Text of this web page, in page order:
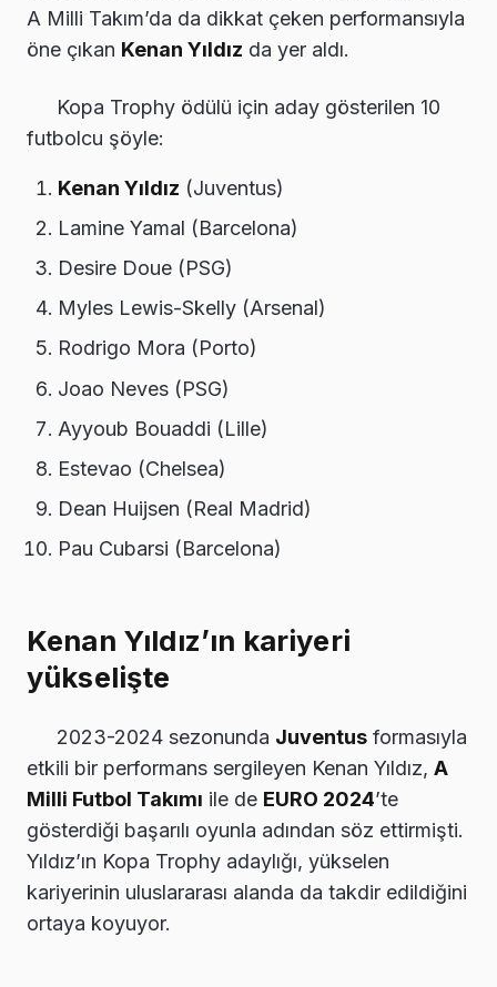
A Milli Takım’da da dikkat çeken performansıyla
öne çıkan Kenan Yıldız da yer aldı.
Kopa Trophy ödülü için aday gösterilen 10
futbolcu şöyle:
Kenan Yıldız (Juventus)
Lamine Yamal (Barcelona)
Desire Doue (PSG)
Myles Lewis-Skelly (Arsenal)
Rodrigo Mora (Porto)
Joao Neves (PSG)
Ayyoub Bouaddi (Lille)
Estevao (Chelsea)
Dean Huijsen (Real Madrid)
Pau Cubarsi (Barcelona)
Kenan Yıldız’ın kariyeri
yükselişte
2023-2024 sezonunda Juventus formasıyla
etkili bir performans sergileyen Kenan Yıldız, A
Milli Futbol Takımı ile de EURO 2024’te
gösterdiği başarılı oyunla adından söz ettirmişti.
Yıldız’ın Kopa Trophy adaylığı, yükselen
kariyerinin uluslararası alanda da takdir edildiğini
ortaya koyuyor.